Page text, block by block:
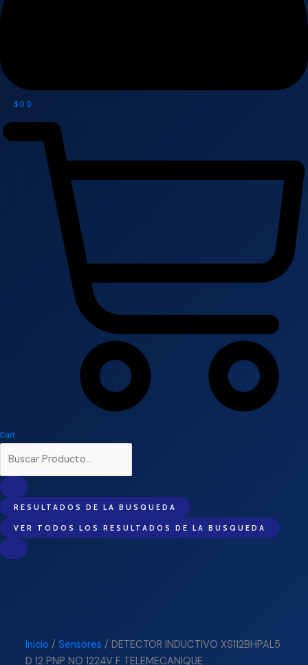
$ 0 0
Cart
RESULTADOS DE LA BUSQUEDA
VER TODOS LOS RESULTADOS DE LA BUSQUEDA
Inicio /Sensores / DETECTOR INDUCTIVO XS112BHPAL5
D 12 PNP NO 1224V F TELEMECANIQUE